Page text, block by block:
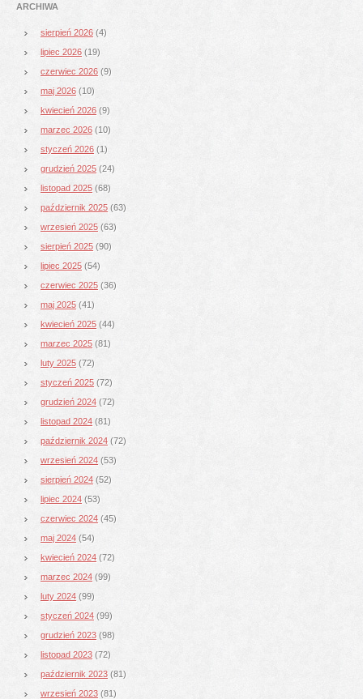
ARCHIWA
sierpień 2026 (4)
lipiec 2026 (19)
czerwiec 2026 (9)
maj 2026 (10)
kwiecień 2026 (9)
marzec 2026 (10)
styczeń 2026 (1)
grudzień 2025 (24)
listopad 2025 (68)
październik 2025 (63)
wrzesień 2025 (63)
sierpień 2025 (90)
lipiec 2025 (54)
czerwiec 2025 (36)
maj 2025 (41)
kwiecień 2025 (44)
marzec 2025 (81)
luty 2025 (72)
styczeń 2025 (72)
grudzień 2024 (72)
listopad 2024 (81)
październik 2024 (72)
wrzesień 2024 (53)
sierpień 2024 (52)
lipiec 2024 (53)
czerwiec 2024 (45)
maj 2024 (54)
kwiecień 2024 (72)
marzec 2024 (99)
luty 2024 (99)
styczeń 2024 (99)
grudzień 2023 (98)
listopad 2023 (72)
październik 2023 (81)
wrzesień 2023 (81)